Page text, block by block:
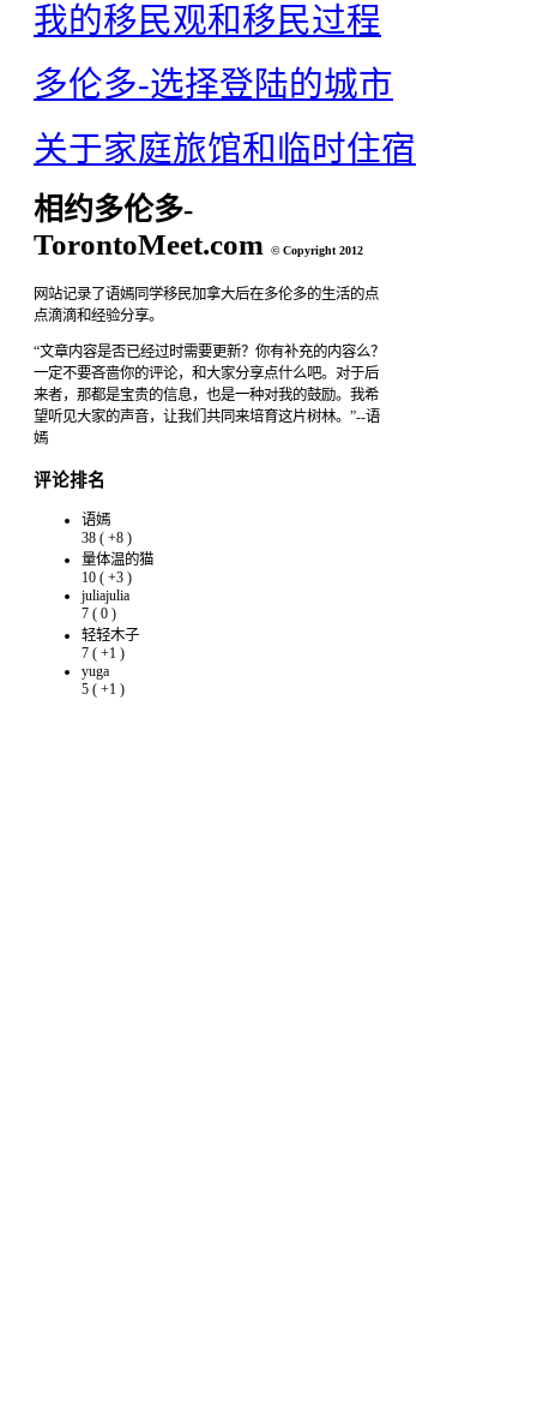
我的移民观和移民过程
多伦多-选择登陆的城市
关于家庭旅馆和临时住宿
相约多伦多-
TorontoMeet.com
© Copyright 2012
网站记录了语嫣同学移民加拿大后在多伦多的生活的点
点滴滴和经验分享。
“文章内容是否已经过时需要更新？你有补充的内容么？
一定不要吝啬你的评论，和大家分享点什么吧。对于后
来者，那都是宝贵的信息，也是一种对我的鼓励。我希
望听见大家的声音，让我们共同来培育这片树林。”--语
嫣
评论排名
语嫣
38 ( +8 )
量体温的猫
10 ( +3 )
juliajulia
7 ( 0 )
轻轻木子
7 ( +1 )
yuga
5 ( +1 )